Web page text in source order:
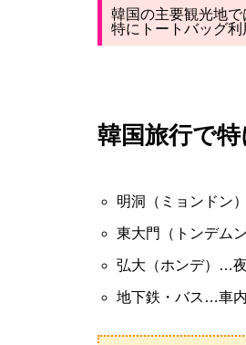
韓国の主要観光地で
特にトートバッグ利
韓国旅行で
明洞（ミョンドン
東大門（トンデム
弘大（ホンデ）…
地下鉄・バス…車